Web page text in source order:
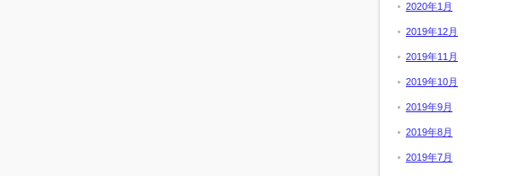
2020年1月
2019年12月
2019年11月
2019年10月
2019年9月
2019年8月
2019年7月